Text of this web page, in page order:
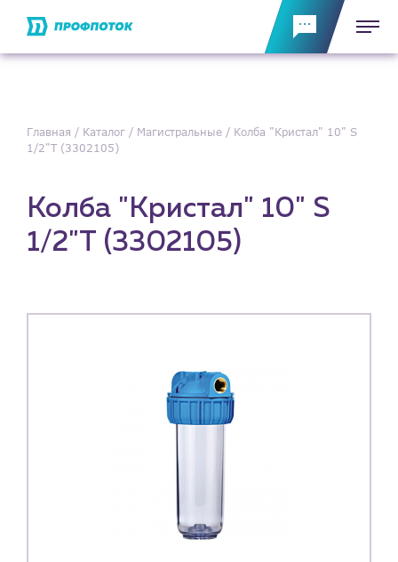
Главная Каталог Магистральные
Колба "Кристал" 10" S
1/2"Т (3302105)
Колба "Кристал" 10" S
1/2"Т (3302105)